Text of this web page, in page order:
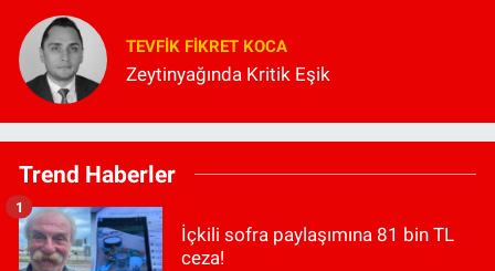
TEVFIK FIKRET KOCA
Zeytinyağında Kritik Eşik
Trend Haberler
İçkili sofra paylaşımına 81 bin TL
ceza!
1